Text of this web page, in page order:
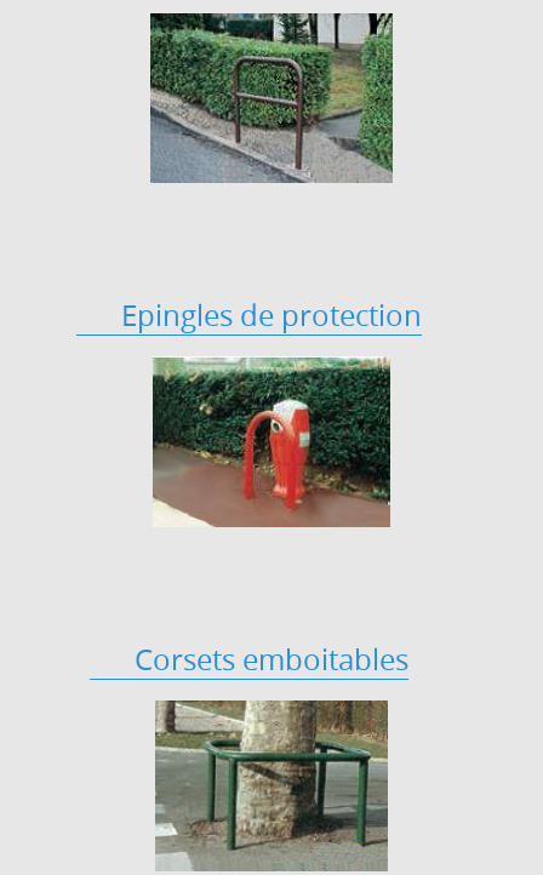
Epingles de protection
Corsets emboitables